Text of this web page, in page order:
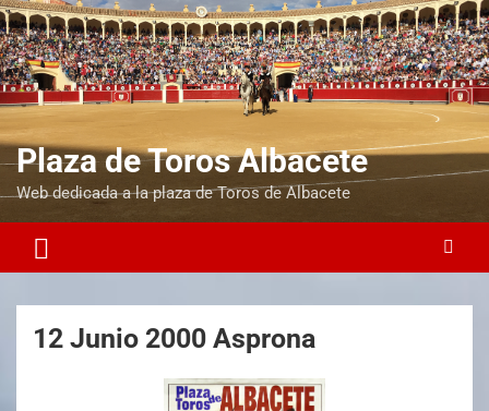
Plaza de Toros Albacete
Web dedicada a la plaza de Toros de Albacete
12 Junio 2000 Asprona